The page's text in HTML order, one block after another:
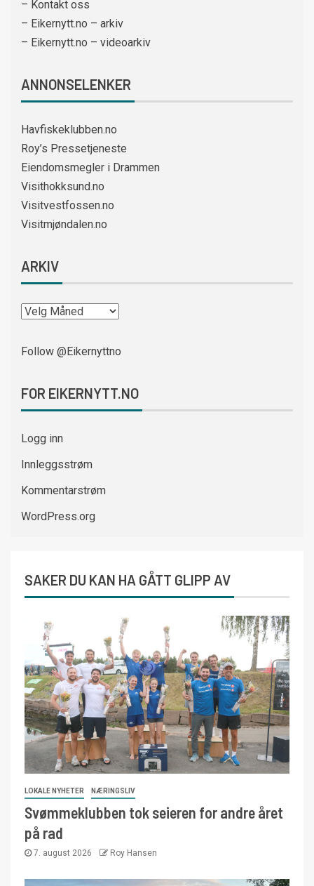
– Kontakt oss
– Eikernytt.no – arkiv
– Eikernytt.no – videoarkiv
ANNONSELENKER
Havfiskeklubben.no
Roy’s Pressetjeneste
Eiendomsmegler i Drammen
Visithokksund.no
Visitvestfossen.no
Visitmjøndalen.no
ARKIV
Follow @Eikernyttno
FOR EIKERNYTT.NO
Logg inn
Innleggsstrøm
Kommentarstrøm
WordPress.org
SAKER DU KAN HA GÅTT GLIPP AV
LOKALE NYHETER NÆRINGSLIV
Svømmeklubben tok seieren for andre året
på rad
7. august 2026 Roy Hansen